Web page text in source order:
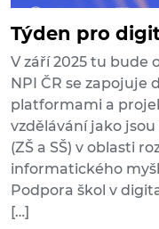
Týden pro
V září 2025 tu bude
NPI ČR se zapojuje
platformami a
vzdělávání jako
(ZŠ a SŠ) v oblasti
informatického
Podpora škol v
[…]